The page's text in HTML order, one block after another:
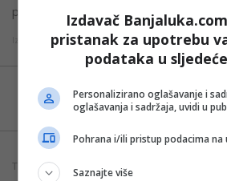
pogoditi i njihove džepove, prenosi “
Izvor: Nezavisne
Možete nas pratiti i
Android
TAGOVI: GORIVO SRBIJA
Izdavač
pristanak za upotrebu
podataka u
Personalizirano oglašavanje i
oglašavanja i sadržaja, uvidi u
Pohrana i/ili pristup podacima na
Saznajte više